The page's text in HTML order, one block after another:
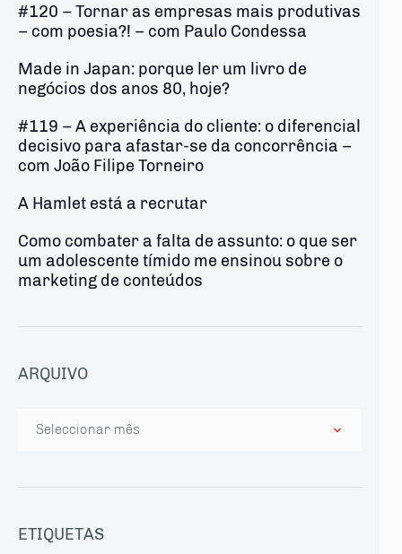
#120 – Tornar as empresas mais produtivas
– com poesia?! – com Paulo Condessa
Made in Japan: porque ler um livro de
negócios dos anos 80, hoje?
#119 – A experiência do cliente: o diferencial
decisivo para afastar-se da concorrência –
com João Filipe Torneiro
A Hamlet está a recrutar
Como combater a falta de assunto: o que ser
um adolescente tímido me ensinou sobre o
marketing de conteúdos
ARQUIVO
ETIQUETAS